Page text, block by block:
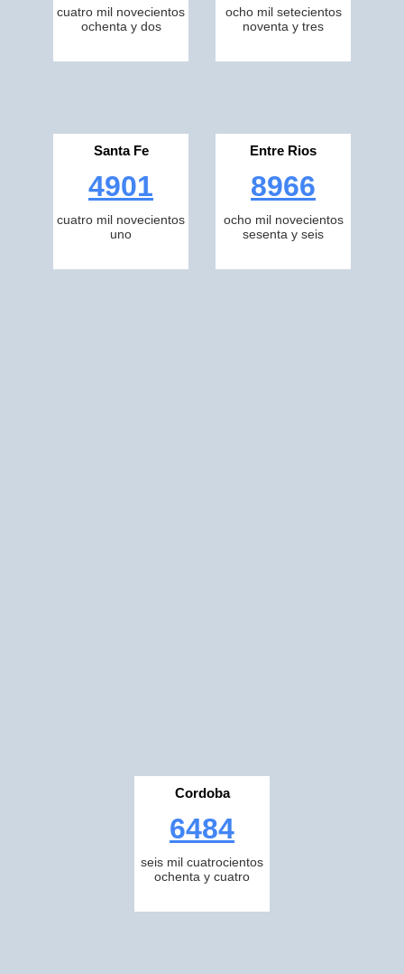
cuatro mil novecientos
ochenta y dos
ocho mil setecientos
noventa y tres
Santa Fe
4901
cuatro mil novecientos
uno
Entre Rios
8966
ocho mil novecientos
sesenta y seis
Cordoba
6484
seis mil cuatrocientos
ochenta y cuatro